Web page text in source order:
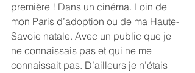
première ! Dans un cinéma. Loin de
mon Paris d’adoption ou de ma Haute-
Savoie natale. Avec un public que je
ne connaissais pas et qui ne me
connaissait pas. D’ailleurs je n’étais